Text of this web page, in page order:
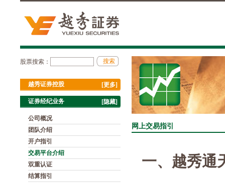
股票搜索：
[更多]
越秀证券控股
[隐藏]
证券经纪业务
公司概况
团队介绍
开户指引
交易平台介绍
双重认证
结算指引
网上交易指引
一、 越秀通